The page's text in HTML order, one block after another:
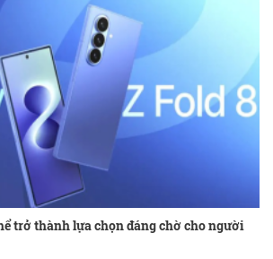
trở thành lựa chọn đáng chờ cho người